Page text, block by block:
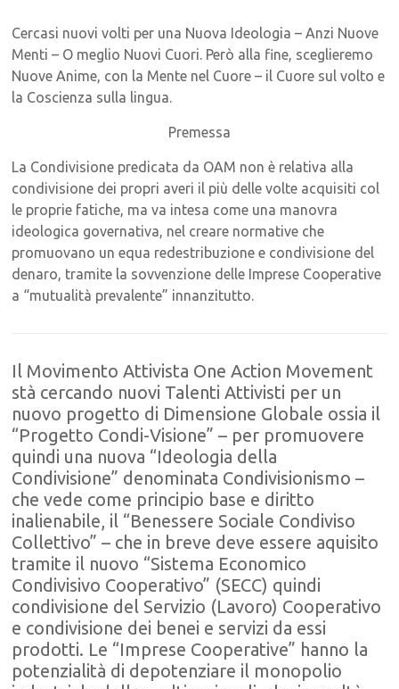
Cercasi nuovi volti per una Nuova Ideologia – Anzi Nuove
Menti – O meglio Nuovi Cuori. Però alla fine, sceglieremo
Nuove Anime, con la Mente nel Cuore – il Cuore sul volto e
la Coscienza sulla lingua.
Premessa
La Condivisione predicata da OAM non è relativa alla
condivisione dei propri averi il più delle volte acquisiti col
le proprie fatiche, ma va intesa come una manovra
ideologica governativa, nel creare normative che
promuovano un equa redestribuzione e condivisione del
denaro, tramite la sovvenzione delle Imprese Cooperative
a “mutualità prevalente” innanzitutto.
Il Movimento Attivista One Action Movement
stà cercando nuovi Talenti Attivisti per un
nuovo progetto di Dimensione Globale ossia il
“Progetto Condi-Visione” – per promuovere
quindi una nuova “Ideologia della
Condivisione” denominata Condivisionismo –
che vede come principio base e diritto
inalienabile, il “Benessere Sociale Condiviso
Collettivo” – che in breve deve essere aquisito
tramite il nuovo “Sistema Economico
Condivisivo Cooperativo” (SECC) quindi
condivisione del Servizio (Lavoro) Cooperativo
e condivisione dei benei e servizi da essi
prodotti. Le “Imprese Cooperative” hanno la
potenzialità di depotenziare il monopolio